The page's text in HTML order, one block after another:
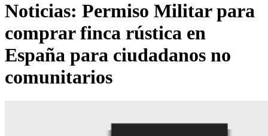
Noticias: Permiso Militar para
comprar finca rústica en
España para ciudadanos no
comunitarios